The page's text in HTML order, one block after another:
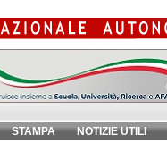
STAMPA NOTIZIE UTILI